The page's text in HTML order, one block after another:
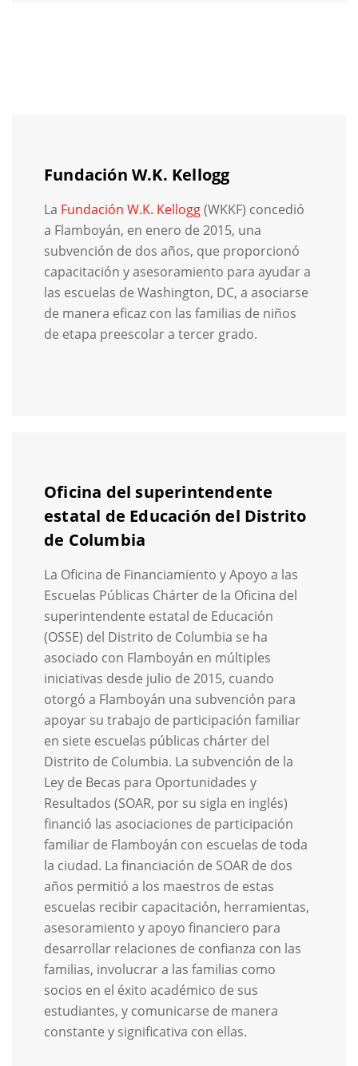
Fundación W.K. Kellogg
La Fundación W.K. Kellogg(WKKF) concedió
a Flamboyán, en enero de 2015, una
subvención de dos años, que proporcionó
capacitación y asesoramiento para ayudar a
las escuelas de Washington, DC, a asociarse
de manera eficaz con las familias de niños
de etapa preescolar a tercer grado.
Oficina del superintendente
estatal de Educación del Distrito
de Columbia
La Oficina de Financiamiento y Apoyo a las
Escuelas Públicas Chárter de la Oficina del
superintendente estatal de Educación
(OSSE) del Distrito de Columbia se ha
asociado con Flamboyán en múltiples
iniciativas desde julio de 2015, cuando
otorgó a Flamboyán una subvención para
apoyar su trabajo de participación familiar
en siete escuelas públicas chárter del
Distrito de Columbia. La subvención de la
Ley de Becas para Oportunidades y
Resultados (SOAR, por su sigla en inglés)
financió las asociaciones de participación
familiar de Flamboyán con escuelas de toda
la ciudad. La financiación de SOAR de dos
años permitió a los maestros de estas
escuelas recibir capacitación, herramientas,
asesoramiento y apoyo financiero para
desarrollar relaciones de confianza con las
familias, involucrar a las familias como
socios en el éxito académico de sus
estudiantes, y comunicarse de manera
constante y significativa con ellas.